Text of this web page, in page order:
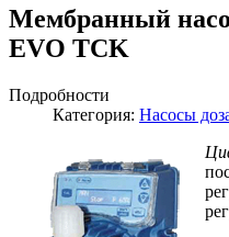
Мембранный
EVO TCK
Подробности
Категория: Насосы